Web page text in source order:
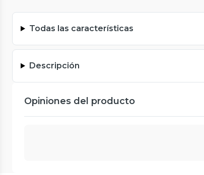
Todas las características
Descripción
Opiniones del producto